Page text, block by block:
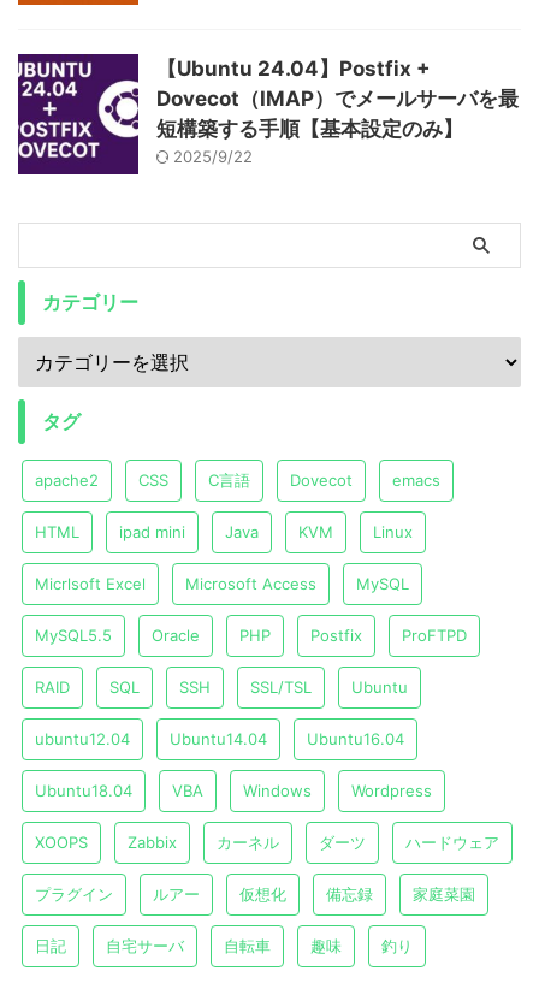
【Ubuntu 24.04】Postfix +
Dovecot（IMAP）でメールサーバを最
短構築する手順【基本設定のみ】
2025/9/22
カテゴリー
タグ
apache2 CSS C言語 Dovecot emacs
HTML ipad mini Java KVM Linux
Micrlsoft Excel Microsoft Access MySQL
MySQL5.5 Oracle PHP Postfix ProFTPD
RAID SQL SSH SSL/TSL Ubuntu
ubuntu12.04 Ubuntu14.04 Ubuntu16.04
Ubuntu18.04 VBA Windows Wordpress
XOOPS Zabbix カーネル ダーツ ハードウェア
プラグイン ルアー 仮想化 備忘録 家庭菜園
日記 自宅サーバ 自転車 趣味 釣り